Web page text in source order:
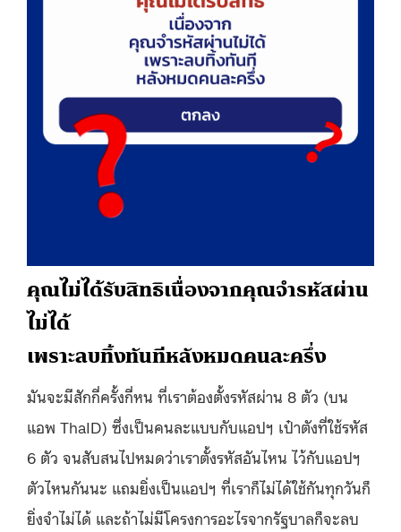
คุณไม่ได้รับสิทธิเนื่องจากคุณจำรหัสผ่าน
ไม่ได้
เพราะลบทิ้งทันทีหลังหมดคนละครึ่ง
มันจะมีสักกี่ครั้งกี่หน ที่เราต้องตั้งรหัสผ่าน 8 ตัว (บน
แอพ ThaID) ซึ่งเป็นคนละแบบกับแอปฯ เป๋าตังที่ใช้รหัส
6 ตัว จนสับสนไปหมดว่าเราตั้งรหัสอันไหน ไว้กับแอปฯ
ตัวไหนกันนะ แถมยิ่งเป็นแอปฯ ที่เราก็ไม่ได้ใช้กันทุกวันก็
ยิ่งจำไม่ได้ และถ้าไม่มีโครงการอะไรจากรัฐบาลก็จะลบ